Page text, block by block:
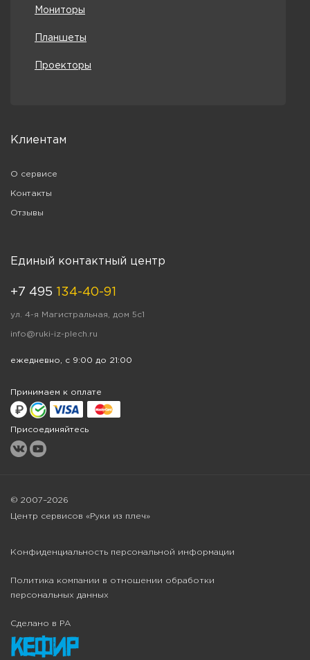
Мониторы
Планшеты
Проекторы
Клиентам
О сервисе
Контакты
Отзывы
Единый контактный центр
+7 495 134-40-91
ул. 4-я Магистральная, дом 5с1
info@ruki-iz-plech.ru
ежедневно, с 9:00 до 21:00
Принимаем к оплате
Присоединяйтесь
© 2007–2026
Центр сервисов «Руки из плеч»
Конфиденциальность персональной информации
Политика компании в отношении обработки
персональных данных
Сделано в РА